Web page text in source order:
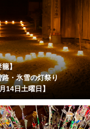
籠】
路・氷雪の灯祭り
14日土曜日】